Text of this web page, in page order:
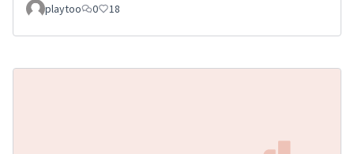
playtoo 0 18